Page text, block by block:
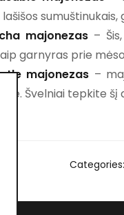
majonezas –
garnyras prie
majonezas –
Švelniai tepkite
Categories: